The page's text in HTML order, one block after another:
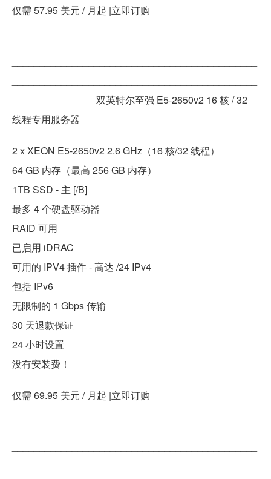
仅需 57.95 美元 / 月起 |立即订购
_______________ 双英特尔至强 E5-2650v2 16 核 / 32
线程专用服务器
2 x XEON E5-2650v2 2.6 GHz（16 核/32 线程）
64 GB 内存（最高 256 GB 内存）
1TB SSD - 主 [/B]
最多 4 个硬盘驱动器
RAID 可用
已启用 iDRAC
可用的 IPV4 插件 - 高达 /24 IPv4
包括 IPv6
无限制的 1 Gbps 传输
30 天退款保证
24 小时设置
没有安装费！
仅需 69.95 美元 / 月起 |立即订购